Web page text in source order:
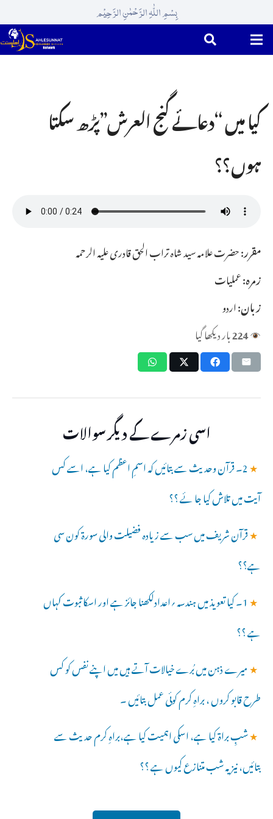
بِسْمِ اللّٰہِ الرَّحْمٰنِ الرَّحِیْم
کیا میں “دعائے گنج العرش”پڑھ سکتا
ہوں؟؟
مقرر:حضرت علامہ سید شاہ تراب الحق قادری علیہ الرحمہ
زمرہ:عملیات
زبان:اردو
224بار دیکھا گیا
اسی زمرے کے دیگر سوالات
★ 2۔ قرآن وحدیث سے بتائیں کہ اسمِ اعظم کیا ہے، اسے کس
آیت میں تلاش کیا جا ئے ؟؟
★قرآن شریف میں سب سے زیادہ فضیلت والی سورۃ کون سی
ہے؟؟
★ 1۔ کیا تعویذ میں ہندسہ ؍اعدادلکھنا جائز ہے اور اسکا ثبوت کہاں
ہے ؟؟
★میرے ذہن میں بُرے خیالات آتے ہیں میں اپنے نفس کو کس
طرح قابو کروں ، براہِ کرم کوئی عمل بتائیں ۔
★شبِ براۃ کیا ہے، اسکی اہمیت کیا ہے،براہِ کرم حدیث سے
بتائیں، نیز یہ شب متنازع کیوں ہے ؟؟